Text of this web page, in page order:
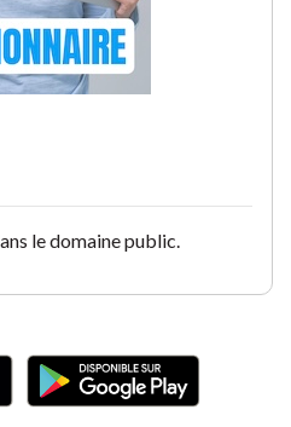
le domaine public.